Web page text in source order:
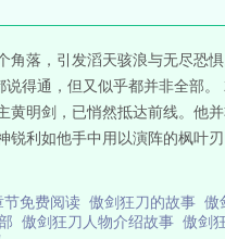
角落，引发滔天骇浪与无尽恐
得通，但又似乎都并非全部。
明剑，已悄然抵达前线。他
锐利如他手中用以演阵的枫叶
节免费阅读 傲剑狂刀的故事 傲
傲剑狂刀人物介绍故事 傲剑